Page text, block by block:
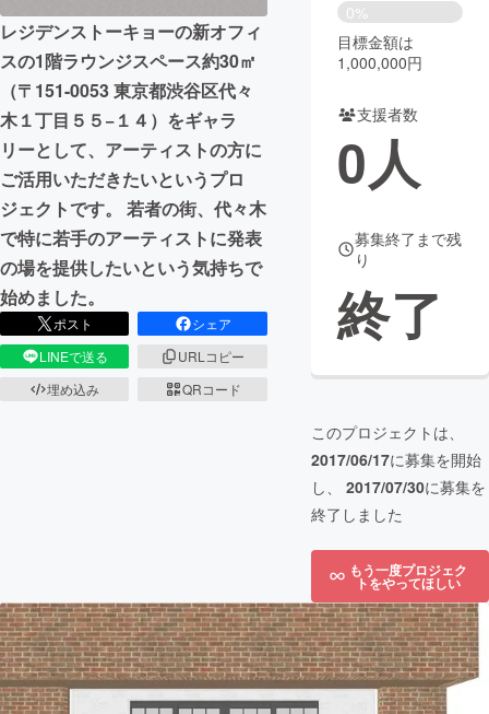
ビジネス・起業 チャレンジ
まちづくり・地域活性化
CAMPFIRE for Social Good
CAMPFIRE Creation
CAMPFIREふるさと納税
コミュニティ
レジデンストーキョーの新オフィ
スの1階ラウンジスペース約30㎡
（〒151-0053 東京都渋谷区代々
木１丁目５５−１４）をギャラ
リーとして、アーティストの方に
ご活用いただきたいというプロ
ジェクトです。 若者の街、代々木
で特に若手のアーティストに発表
の場を提供したいという気持ちで
始めました。
ポスト
シェア
LINEで送る
URLコピー
埋め込み
QRコード
0%
目標金額は
1,000,000円
支援者数
0人
募集終了まで残
り
終了
このプロジェクトは、
2017/06/17に募集を開始
し、 2017/07/30に募集を
終了しました
もう一度プロジェク
トをやってほしい